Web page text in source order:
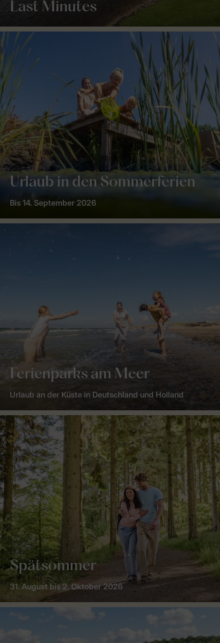
Last Minutes
Urlaub in den Sommerferien
Bis 14. September 2026
Ferienparks am Meer
Urlaub an der Küste in Deutschland und Holland
Spätsommer
31. August bis 2. Oktober 2026